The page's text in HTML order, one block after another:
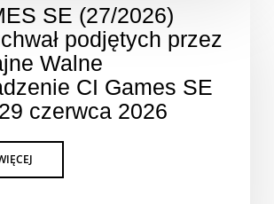
SE (27/2026)
podjętych przez
Walne
CI Games SE
czerwca 2026